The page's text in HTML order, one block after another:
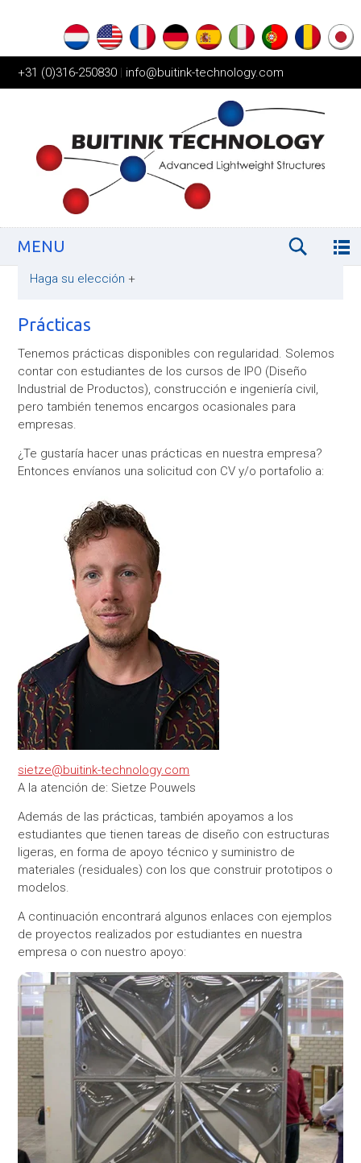
+31 (0)316-250830 | info@buitink-technology.com
MENU
Haga su elección +
Prácticas
Tenemos prácticas disponibles con regularidad. Solemos
contar con estudiantes de los cursos de IPO (Diseño
Industrial de Productos), construcción e ingeniería civil,
pero también tenemos encargos ocasionales para
empresas.
¿Te gustaría hacer unas prácticas en nuestra empresa?
Entonces envíanos una solicitud con CV y/o portafolio a:
sietze@buitink-technology.com
A la atención de: Sietze Pouwels
Además de las prácticas, también apoyamos a los
estudiantes que tienen tareas de diseño con estructuras
ligeras, en forma de apoyo técnico y suministro de
materiales (residuales) con los que construir prototipos o
modelos.
A continuación encontrará algunos enlaces con ejemplos
de proyectos realizados por estudiantes en nuestra
empresa o con nuestro apoyo: